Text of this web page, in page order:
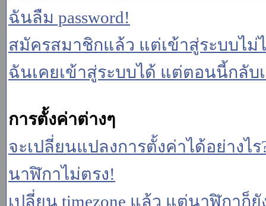
ฉันลืม password!
สมัครสมาชิกแล้ว แต่เข้าสู่ระบบไม่
ฉันเคยเข้าสู่ระบบได้ แต่ตอนนี้กลับ
การตั้งค่าต่างๆ
จะเปลี่ยนแปลงการตั้งค่าได้อย่างไร
นาฬิกาไม่ตรง!
เปลี่ยน timezone แล้ว แต่นาฬิกาก็ยั